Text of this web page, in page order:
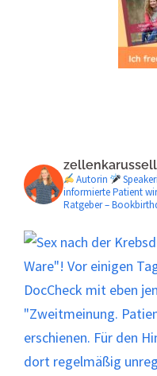
zellenkarussell
Autorin
informierte Patient
Ratgeber –